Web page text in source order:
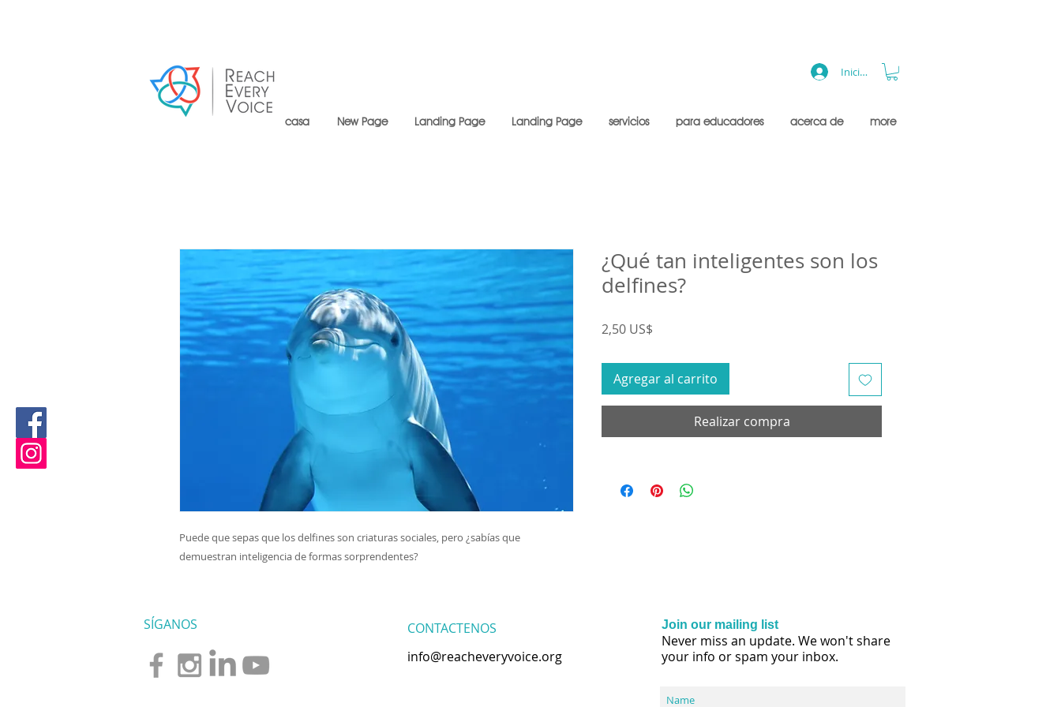
casa New Page Landing Page Landing Page servicios para educadores acerca de more
Iniciar sesión
Puede que sepas que los delfines son criaturas sociales, pero ¿sabías que
demuestran inteligencia de formas sorprendentes?
¿Qué tan inteligentes son los
delfines?
2,50 US$
Agregar al carrito
Realizar compra
SÍGANOS
CONTACTENOS
info@reacheveryvoice.org
Join our mailing list
Never miss an update. We won't share
your info or spam your inbox.